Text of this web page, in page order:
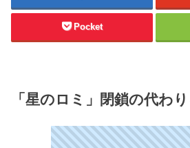
Pocket
「星のロミ」閉鎖の代わ